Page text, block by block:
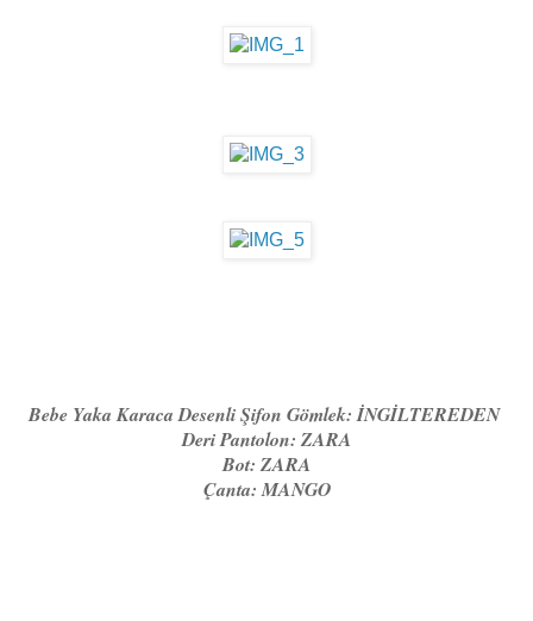
Bebe Yaka Karaca Desenli Şifon Gömlek: İNGİLTEREDEN
Deri Pantolon: ZARA
Bot: ZARA
Çanta: MANGO